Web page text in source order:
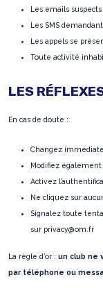
Les emails suspects
Les SMS
Les appels se
Toute activité
LES
En cas de doute :
Changez
Modifiez
Activez
Ne cliquez sur
Signalez toute
sur privacy@om.fr
La règle d’or : un club ne
par téléphone ou